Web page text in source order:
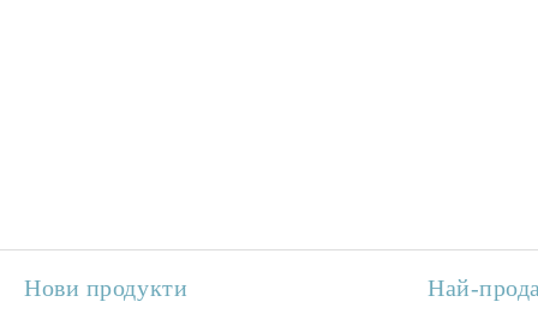
Нови продукти Най-